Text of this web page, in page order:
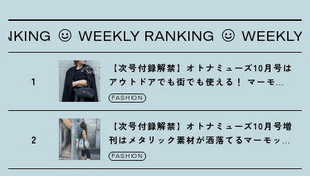
WEEKLY RANKING WEEKLY RANKING
1
【次号付録解禁】オトナミューズ10月号は
アウトドアでも街でも使える ！ マーモッ
トの黒ショルダー
FASHION
2
【次号付録解禁】オトナミューズ10月号増
刊はメタリック素材が洒落てるマーモット
の保冷バッグ
FASHION